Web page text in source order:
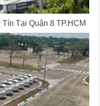
Tại Quận 8 TP.HCM